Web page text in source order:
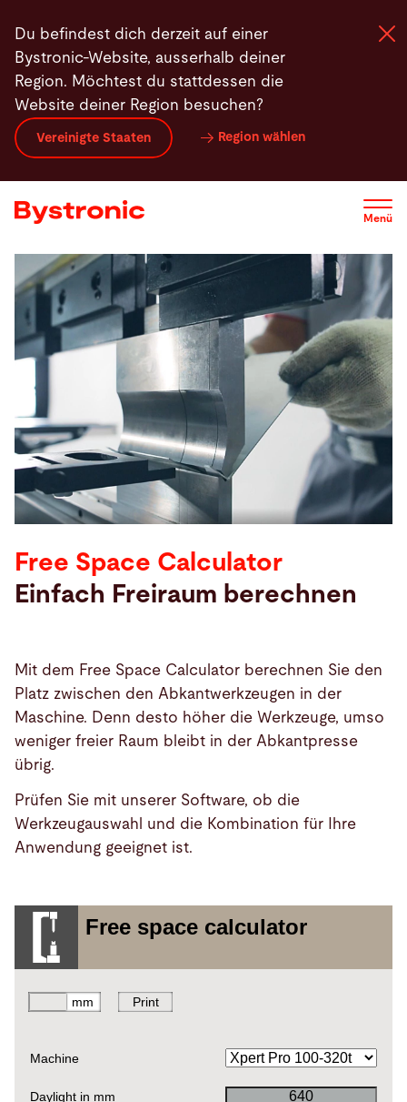
zum
Inhalt
Du befindest dich derzeit auf einer
Bystronic-Website, ausserhalb deiner
Region. Möchtest du stattdessen die
Website deiner Region besuchen?
Vereinigte Staaten Region wählen
Menü
Maschinen und Software
Services
Newsroom
Unternehmen
Suche
Vereinigte Staaten · Deutsch Kontakt myBystronic
Free Space Calculator
Einfach Freiraum berechnen
Mit dem Free Space Calculator berechnen Sie den
Platz zwischen den Abkantwerkzeugen in der
Maschine. Denn desto höher die Werkzeuge, umso
weniger freier Raum bleibt in der Abkantpresse
übrig.
Prüfen Sie mit unserer Software, ob die
Werkzeugauswahl und die Kombination für Ihre
Anwendung geeignet ist.